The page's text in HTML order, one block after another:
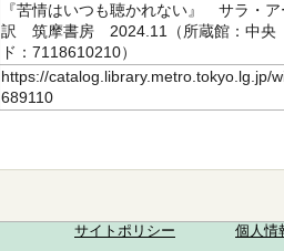
『苦情はいつも聴かれない』 サラ・
訳 筑摩書房 2024.11（所蔵館：中
ド：7118610210）
https://catalog.library.metro.tokyo.lg.jp/
689110
サイトポリシー 個人情